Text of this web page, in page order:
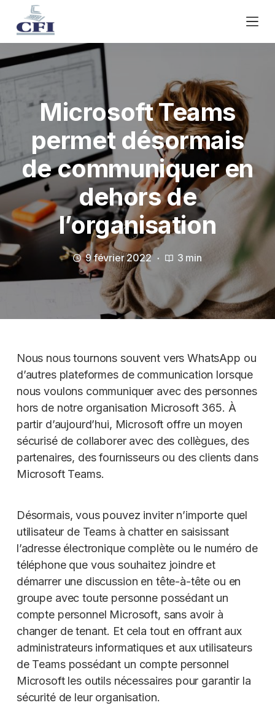
a
s
s
n
e
n
u
Microsoft Teams
permet désormais
de communiquer en
dehors de
l’organisation
9 février 2022 3 min
Nous nous tournons souvent vers WhatsApp ou
d’autres plateformes de communication lorsque
nous voulons communiquer avec des personnes
hors de notre organisation Microsoft 365. À
partir d’aujourd’hui, Microsoft offre un moyen
sécurisé de collaborer avec des collègues, des
partenaires, des fournisseurs ou des clients dans
Microsoft Teams.
Désormais, vous pouvez inviter n’importe quel
utilisateur de Teams à chatter en saisissant
l’adresse électronique complète ou le numéro de
téléphone que vous souhaitez joindre et
démarrer une discussion en tête-à-tête ou en
groupe avec toute personne possédant un
compte personnel Microsoft, sans avoir à
changer de tenant. Et cela tout en offrant aux
administrateurs informatiques et aux utilisateurs
de Teams possédant un compte personnel
Microsoft les outils nécessaires pour garantir la
sécurité de leur organisation.